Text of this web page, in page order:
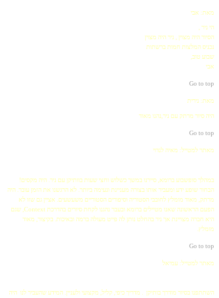
מאת: אבי
הי ניר ,
הסיור היה מצוין , ניר היה מצוין
נכניס המלצות חמות ברשתות
שבוע טוב,
אבי
Go to top
מאת: נירית
היה סיור מרתק עם ניר,נהנו מאוד
Go to top
מאתר למטייל: מאיה לנדוי
במהלך סופשבוע ברומא, סיירנו במשך כשלוש וחצי שעות בוותיקן עם ניר. היה מקסים!
הבחור שופע ידע ומעביר אותו בצורה מעניינת ונעימה ביותר. לא הרגשנו את הזמן עובר. היה
מרתק, מאוד מומלץ לחובבי הסטוריה וסיפורים הסטוריים משעשעים. אציין גם שזו לא
הפעם הראשונה שאנו מטיילים ברומא ובעבר נהגנו לקחת סיורים בהדרכת Context, שגם
היא חברה מצויינת אך ניר בהחלט נותן לה פייט מעולה ברמה ובאיכות. בקיצור, מאוד
מומלץ.
Go to top
מאתר למטייל: עמיאל
השתתפנו בסיור מודרך בותיקן . מדריך כיפי, קליל, מקצועי ולעניין. המידע שהעביר לנו היה